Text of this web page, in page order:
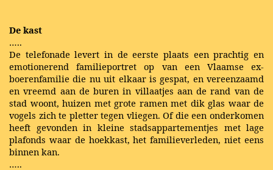
De kast
…..
De telefonade levert in de eerste plaats een prachtig en
emotionerend familieportret op van een Vlaamse ex-
boerenfamilie die nu uit elkaar is gespat, en vereenzaamd
en vreemd aan de buren in villaatjes aan de rand van de
stad woont, huizen met grote ramen met dik glas waar de
vogels zich te pletter tegen vliegen. Of die een onderkomen
heeft gevonden in kleine stadsappartementjes met lage
plafonds waar de hoekkast, het familieverleden, niet eens
binnen kan.
…..